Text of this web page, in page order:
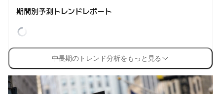
期間別予測トレンドレポート
中長期のトレンド分析をもっと見る